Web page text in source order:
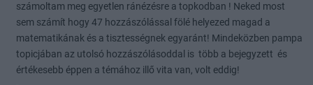
számoltam meg egyetlen ránézésre a topkodban ! Neked most
sem számít hogy 47 hozzászólással fölé helyezed magad a
matematikának és a tisztességnek egyaránt! Mindeközben pampa
topicjában az utolsó hozzászólásoddal is több a bejegyzett és
értékesebb éppen a témához illő vita van, volt eddig!